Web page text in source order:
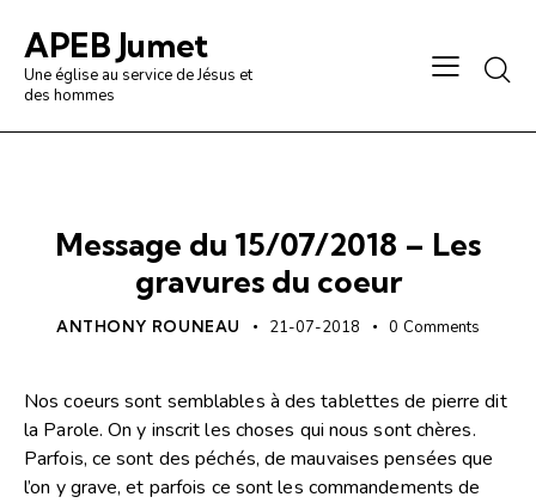
APEB Jumet
Une église au service de Jésus et
des hommes
Message du 15/07/2018 – Les
gravures du coeur
ANTHONY ROUNEAU 21-07-2018 0 Comments
Nos coeurs sont semblables à des tablettes de pierre dit
la Parole. On y inscrit les choses qui nous sont chères.
Parfois, ce sont des péchés, de mauvaises pensées que
l’on y grave, et parfois ce sont les commandements de